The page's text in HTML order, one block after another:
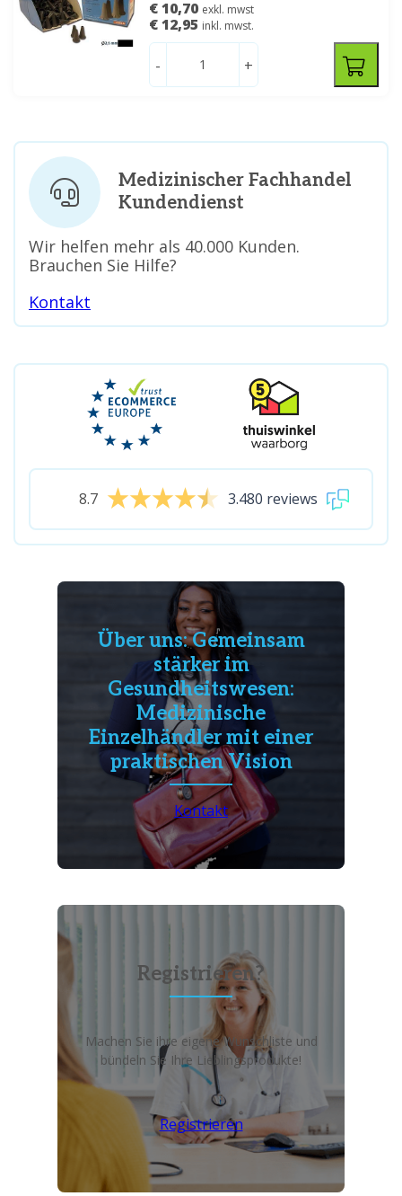
€ 10,70 exkl. mwst
€ 12,95 inkl. mwst.
- +
Medizinischer Fachhandel
Kundendienst
Wir helfen mehr als 40.000 Kunden.
Brauchen Sie Hilfe?
Kontakt
8.7 3.480 reviews
Über uns: Gemeinsam
stärker im
Gesundheitswesen:
Medizinische
Einzelhändler mit einer
praktischen Vision
Kontakt
Registrieren?
Machen Sie ihre eigene Wunschliste und
bündeln Sie Ihre Lieblingsprodukte!
Registrieren